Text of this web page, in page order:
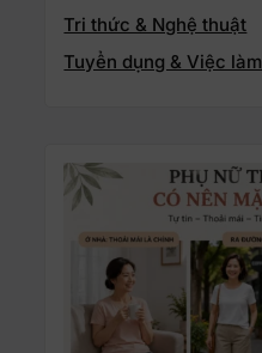
Tri thức & Nghệ thuật
Tuyển dụng & Việc làm